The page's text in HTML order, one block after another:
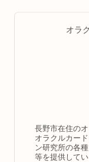
オラ
長野市在住の
オラクルカー
ン研究所の各
等を提供してい